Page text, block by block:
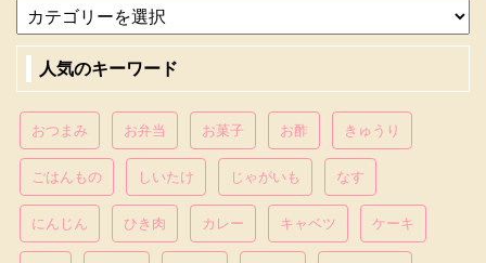
人気のキーワード
おつまみ お弁当 お菓子 お酢 きゅうり
ごはんもの しいたけ じゃがいも なす
にんじん ひき肉 カレー キャベツ ケーキ